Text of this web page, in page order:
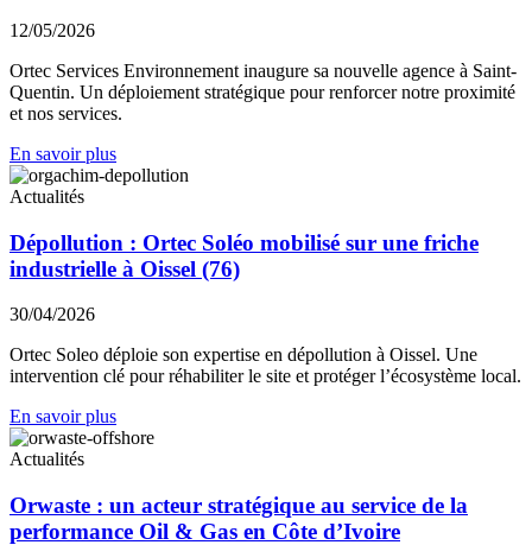
12/05/2026
Ortec Services Environnement inaugure sa nouvelle agence à Saint-
Quentin. Un déploiement stratégique pour renforcer notre proximité
et nos services.
En savoir plus
Actualités
Dépollution : Ortec Soléo mobilisé sur une friche
industrielle à Oissel (76)
30/04/2026
Ortec Soleo déploie son expertise en dépollution à Oissel. Une
intervention clé pour réhabiliter le site et protéger l’écosystème local.
En savoir plus
Actualités
Orwaste : un acteur stratégique au service de la
performance Oil & Gas en Côte d’Ivoire